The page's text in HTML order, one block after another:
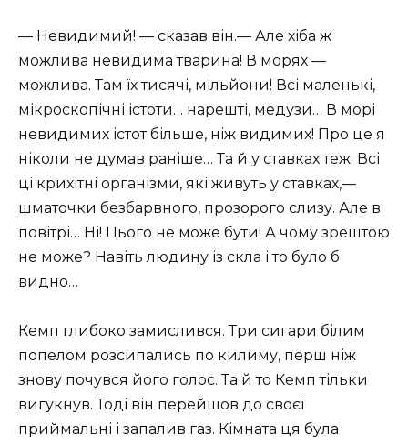
— Невидимий! — сказав він.— Але хіба ж
можлива невидима тварина! В морях —
можлива. Там їх тисячі, мільйони! Всі маленькі,
мікроскопічні істоти… нарешті, медузи… В морі
невидимих істот більше, ніж видимих! Про це я
ніколи не думав раніше… Та й у ставках теж. Всі
ці крихітні організми, які живуть у ставках,—
шматочки безбарвного, прозорого слизу. Але в
повітрі… Ні! Цього не може бути! А чому зрештою
не може? Навіть людину із скла і то було б
видно…
Кемп глибоко замислився. Три сигари білим
попелом розсипались по килиму, перш ніж
знову почувся його голос. Та й то Кемп тільки
вигукнув. Тоді він перейшов до своєї
приймальні і запалив газ. Кімната ця була